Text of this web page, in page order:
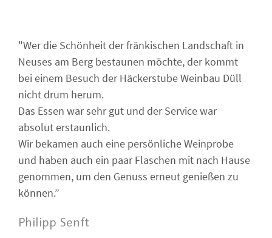
"Wer die Schönheit der fränkischen Landschaft in
Neuses am Berg bestaunen möchte, der kommt
bei einem Besuch der Häckerstube Weinbau Düll
nicht drum herum.
Das Essen war sehr gut und der Service war
absolut erstaunlich.
Wir bekamen auch eine persönliche Weinprobe
und haben auch ein paar Flaschen mit nach Hause
genommen, um den Genuss erneut genießen zu
können.”
Philipp Senft